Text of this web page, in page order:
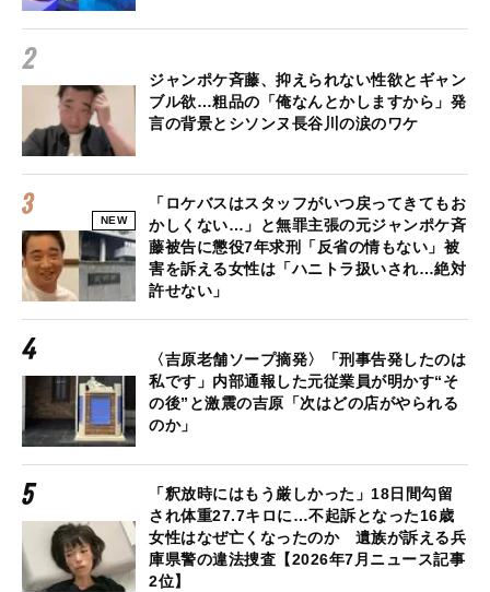
ジャンポケ斉藤、抑えられない性欲とギャン
ブル欲…粗品の「俺なんとかしますから」発
言の背景とシソンヌ長谷川の涙のワケ
NEW
「ロケバスはスタッフがいつ戻ってきてもお
かしくない…」と無罪主張の元ジャンポケ斉
藤被告に懲役7年求刑「反省の情もない」被
害を訴える女性は「ハニトラ扱いされ…絶対
許せない」
〈吉原老舗ソープ摘発〉「刑事告発したのは
私です」内部通報した元従業員が明かす“そ
の後”と激震の吉原「次はどの店がやられる
のか」
「釈放時にはもう厳しかった」18日間勾留
され体重27.7キロに…不起訴となった16歳
女性はなぜ亡くなったのか 遺族が訴える兵
庫県警の違法捜査【2026年7月ニュース記事
2位】